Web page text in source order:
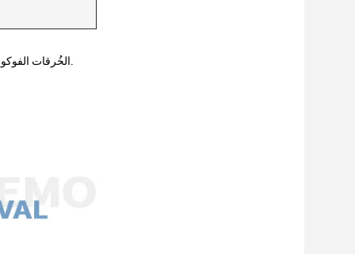
(1) علاج الكلوآسما ، Tada nevus ، الخُرقات الفوكوسيرولوسية البشرية وغيرها من مشاكل الجلد الملونة بالجلد.